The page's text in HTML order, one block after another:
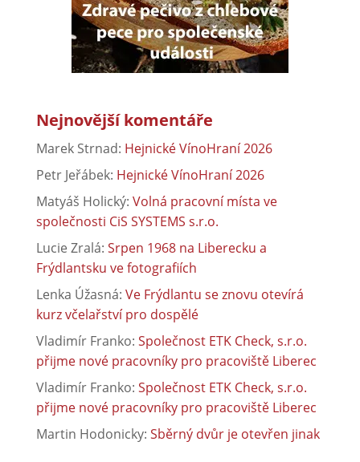
Nejnovější komentáře
Marek Strnad: Hejnické VínoHraní 2026
Petr Jeřábek: Hejnické VínoHraní 2026
Matyáš Holický: Volná pracovní místa ve
společnosti CiS SYSTEMS s.r.o.
Lucie Zralá: Srpen 1968 na Liberecku a
Frýdlantsku ve fotografiích
Lenka Úžasná: Ve Frýdlantu se znovu otevírá
kurz včelařství pro dospělé
Vladimír Franko: Společnost ETK Check, s.r.o.
přijme nové pracovníky pro pracoviště Liberec
Vladimír Franko: Společnost ETK Check, s.r.o.
přijme nové pracovníky pro pracoviště Liberec
Martin Hodonicky: Sběrný dvůr je otevřen jinak